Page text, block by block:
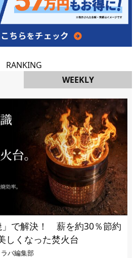
RANKING
WEEKLY
」で解決！ 薪を約30％節約
しくなった焚火台
ラバ編集部